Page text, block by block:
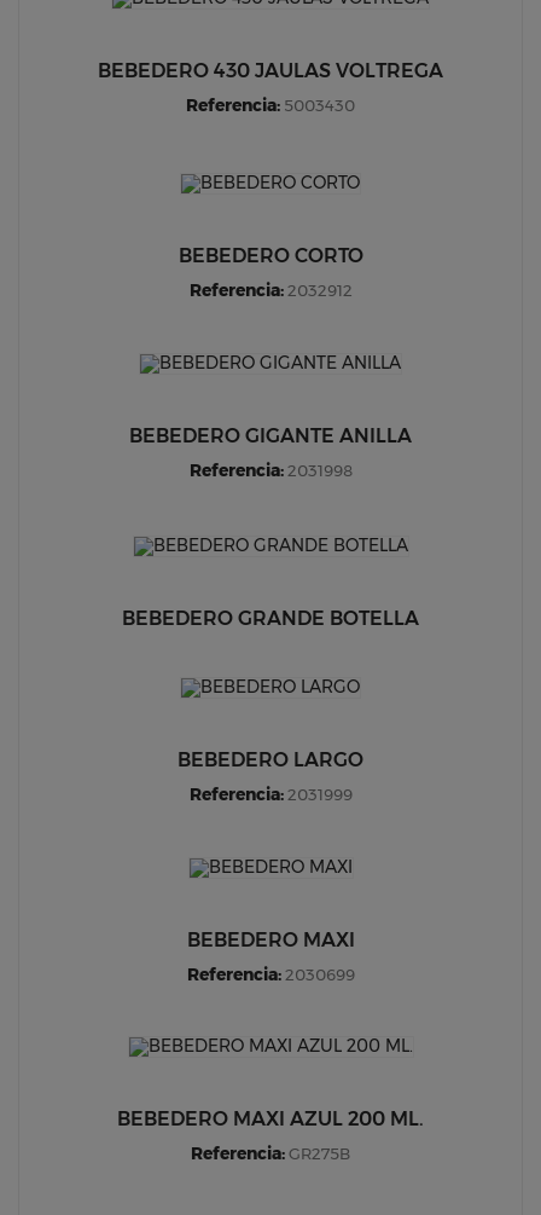
BEBEDERO 430 JAULAS VOLTREGA
Referencia: 5003430
BEBEDERO CORTO
Referencia: 2032912
BEBEDERO GIGANTE ANILLA
Referencia: 2031998
BEBEDERO GRANDE BOTELLA
BEBEDERO LARGO
Referencia: 2031999
BEBEDERO MAXI
Referencia: 2030699
BEBEDERO MAXI AZUL 200 ML.
Referencia:GR275B